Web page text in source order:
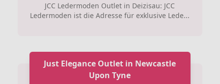
JCC Ledermoden Outlet in Deizisau: JCC
Ledermoden ist die Adresse für exklusive Lede...
Just Elegance Outlet in Newcastle
Upon Tyne